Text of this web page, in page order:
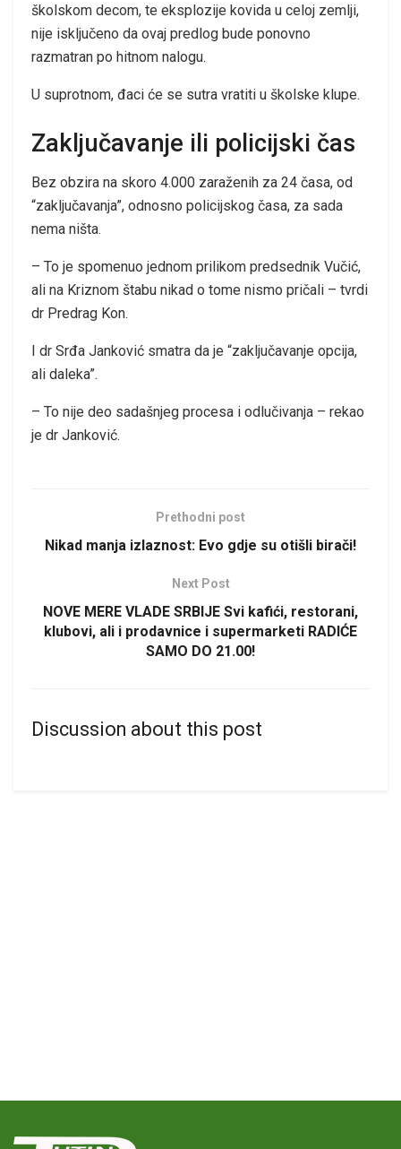
školskom decom, te eksplozije kovida u celoj zemlji,
nije isključeno da ovaj predlog bude ponovno
razmatran po hitnom nalogu.
U suprotnom, đaci će se sutra vratiti u školske klupe.
Zaključavanje ili policijski čas
Bez obzira na skoro 4.000 zaraženih za 24 časa, od
“zaključavanja”, odnosno policijskog časa, za sada
nema ništa.
– To je spomenuo jednom prilikom predsednik Vučić,
ali na Kriznom štabu nikad o tome nismo pričali – tvrdi
dr Predrag Kon.
I dr Srđa Janković smatra da je “zaključavanje opcija,
ali daleka”.
– To nije deo sadašnjeg procesa i odlučivanja – rekao
je dr Janković.
Prethodni post
Nikad manja izlaznost: Evo gdje su otišli birači!
Next Post
NOVE MERE VLADE SRBIJE Svi kafići, restorani,
klubovi, ali i prodavnice i supermarketi RADIĆE
SAMO DO 21.00!
Discussion about this post